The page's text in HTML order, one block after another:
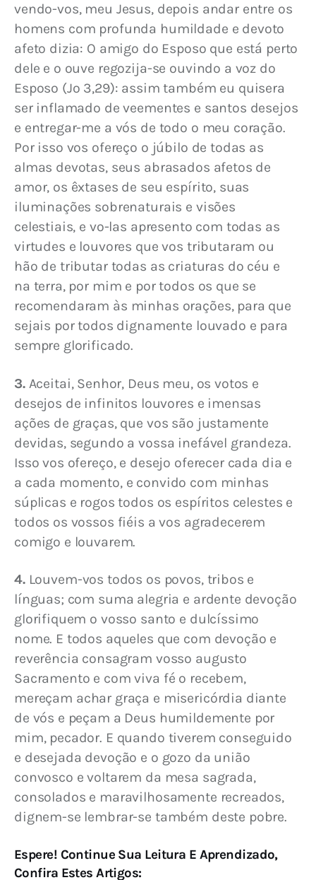
vendo-vos, meu Jesus, depois andar entre os
homens com profunda humildade e devoto
afeto dizia: O amigo do Esposo que está perto
dele e o ouve regozija-se ouvindo a voz do
Esposo (Jo 3,29): assim também eu quisera
ser inflamado de veementes e santos desejos
e entregar-me a vós de todo o meu coração.
Por isso vos ofereço o júbilo de todas as
almas devotas, seus abrasados afetos de
amor, os êxtases de seu espírito, suas
iluminações sobrenaturais e visões
celestiais, e vo-las apresento com todas as
virtudes e louvores que vos tributaram ou
hão de tributar todas as criaturas do céu e
na terra, por mim e por todos os que se
recomendaram às minhas orações, para que
sejais por todos dignamente louvado e para
sempre glorificado.
3. Aceitai, Senhor, Deus meu, os votos e
desejos de infinitos louvores e imensas
ações de graças, que vos são justamente
devidas, segundo a vossa inefável grandeza.
Isso vos ofereço, e desejo oferecer cada dia e
a cada momento, e convido com minhas
súplicas e rogos todos os espíritos celestes e
todos os vossos fiéis a vos agradecerem
comigo e louvarem.
4. Louvem-vos todos os povos, tribos e
línguas; com suma alegria e ardente devoção
glorifiquem o vosso santo e dulcíssimo
nome. E todos aqueles que com devoção e
reverência consagram vosso augusto
Sacramento e com viva fé o recebem,
mereçam achar graça e misericórdia diante
de vós e peçam a Deus humildemente por
mim, pecador. E quando tiverem conseguido
e desejada devoção e o gozo da união
convosco e voltarem da mesa sagrada,
consolados e maravilhosamente recreados,
dignem-se lembrar-se também deste pobre.
Espere! Continue Sua Leitura E Aprendizado,
Confira Estes Artigos: